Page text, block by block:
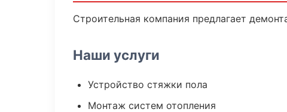
Строительная компания предлагает
Наши услуги
Устройство стяжки пола
Монтаж систем отопления